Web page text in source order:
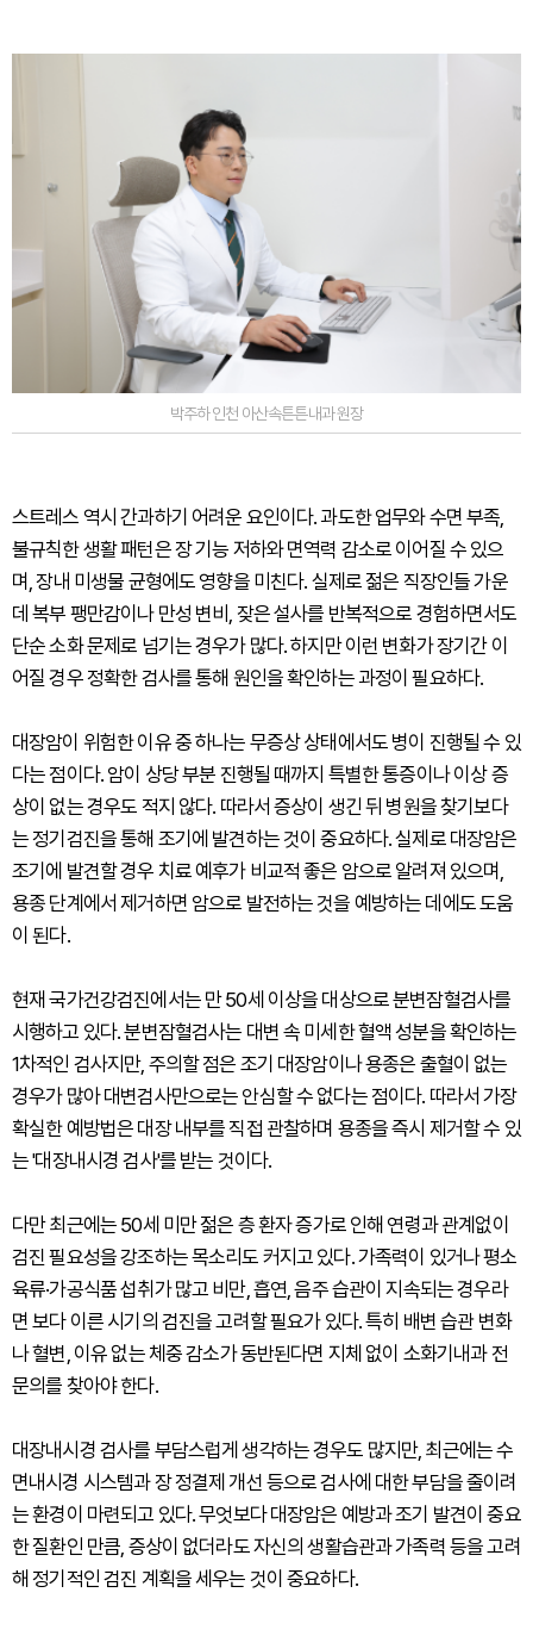
박주하 인천 아산속튼튼내과 원장
스트레스 역시 간과하기 어려운 요인이다. 과도한 업무와 수면 부족,
불규칙한 생활 패턴은 장 기능 저하와 면역력 감소로 이어질 수 있으
며, 장내 미생물 균형에도 영향을 미친다. 실제로 젊은 직장인들 가운
데 복부 팽만감이나 만성 변비, 잦은 설사를 반복적으로 경험하면서도
단순 소화 문제로 넘기는 경우가 많다. 하지만 이런 변화가 장기간 이
어질 경우 정확한 검사를 통해 원인을 확인하는 과정이 필요하다.
대장암이 위험한 이유 중 하나는 무증상 상태에서도 병이 진행될 수 있
다는 점이다. 암이 상당 부분 진행될 때까지 특별한 통증이나 이상 증
상이 없는 경우도 적지 않다. 따라서 증상이 생긴 뒤 병원을 찾기보다
는 정기검진을 통해 조기에 발견하는 것이 중요하다. 실제로 대장암은
조기에 발견할 경우 치료 예후가 비교적 좋은 암으로 알려져 있으며,
용종 단계에서 제거하면 암으로 발전하는 것을 예방하는 데에도 도움
이 된다.
현재 국가건강검진에서는 만 50세 이상을 대상으로 분변잠혈검사를
시행하고 있다. 분변잠혈검사는 대변 속 미세한 혈액 성분을 확인하는
1차적인 검사지만, 주의할 점은 조기 대장암이나 용종은 출혈이 없는
경우가 많아 대변검사만으로는 안심할 수 없다는 점이다. 따라서 가장
확실한 예방법은 대장 내부를 직접 관찰하며 용종을 즉시 제거할 수 있
는 '대장내시경 검사'를 받는 것이다.
다만 최근에는 50세 미만 젊은 층 환자 증가로 인해 연령과 관계없이
검진 필요성을 강조하는 목소리도 커지고 있다. 가족력이 있거나 평소
육류·가공식품 섭취가 많고 비만, 흡연, 음주 습관이 지속되는 경우라
면 보다 이른 시기의 검진을 고려할 필요가 있다. 특히 배변 습관 변화
나 혈변, 이유 없는 체중 감소가 동반된다면 지체 없이 소화기내과 전
문의를 찾아야 한다.
대장내시경 검사를 부담스럽게 생각하는 경우도 많지만, 최근에는 수
면내시경 시스템과 장 정결제 개선 등으로 검사에 대한 부담을 줄이려
는 환경이 마련되고 있다. 무엇보다 대장암은 예방과 조기 발견이 중요
한 질환인 만큼, 증상이 없더라도 자신의 생활습관과 가족력 등을 고려
해 정기적인 검진 계획을 세우는 것이 중요하다.